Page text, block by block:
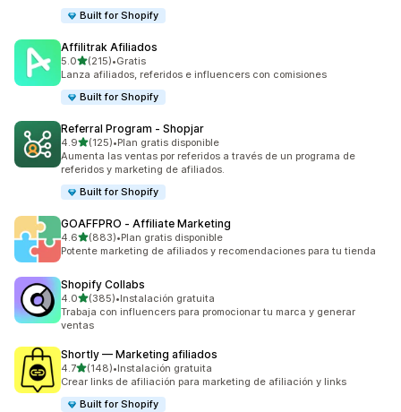
Built for Shopify
Affilitrak Afiliados
5.0de 5 estrellas
(215)
215 reseñas en total
•Gratis
Lanza afiliados, referidos e influencers con comisiones
Built for Shopify
Referral Program ‑ Shopjar
4.9de 5 estrellas
(125)
125 reseñas en total
•Plan gratis disponible
Aumenta las ventas por referidos a través de un programa de
referidos y marketing de afiliados.
Built for Shopify
GOAFFPRO ‑ Affiliate Marketing
4.6de 5 estrellas
(883)
883 reseñas en total
•Plan gratis disponible
Potente marketing de afiliados y recomendaciones para tu tienda
Shopify Collabs
4.0de 5 estrellas
(385)
385 reseñas en total
•Instalación gratuita
Trabaja con influencers para promocionar tu marca y generar
ventas
Shortly — Marketing afiliados
4.7de 5 estrellas
(148)
148 reseñas en total
•Instalación gratuita
Crear links de afiliación para marketing de afiliación y links
Built for Shopify